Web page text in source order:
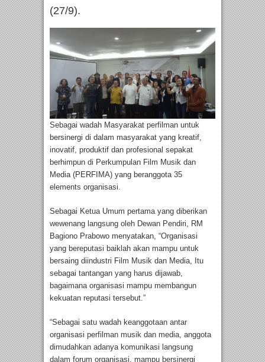
(27/9).
Sebagai wadah Masyarakat perfilman untuk
bersinergi di dalam masyarakat yang kreatif,
inovatif, produktif dan profesional sepakat
berhimpun di Perkumpulan Film Musik dan
Media (PERFIMA) yang beranggota 35
elements organisasi.
Sebagai Ketua Umum pertama yang diberikan
wewenang langsung oleh Dewan Pendiri, RM
Bagiono Prabowo menyatakan, “Organisasi
yang bereputasi baiklah akan mampu untuk
bersaing diindustri Film Musik dan Media, Itu
sebagai tantangan yang harus dijawab,
bagaimana organisasi mampu membangun
kekuatan reputasi tersebut.”
“Sebagai satu wadah keanggotaan antar
organisasi perfilman musik dan media, anggota
dimudahkan adanya komunikasi langsung
dalam forum organisasi, mampu bersinergi